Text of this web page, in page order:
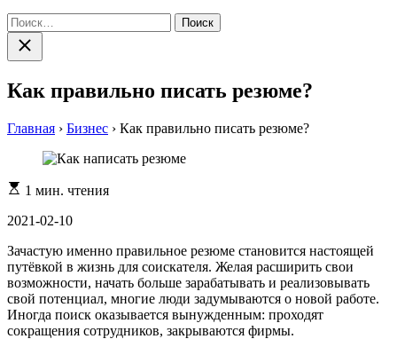
Найти:
Закрыть
поиск
Как правильно писать резюме?
Главная › Бизнес › Как правильно писать резюме?
Расчетное
чтения
1 мин. чтения
2021-02-10
Зачастую именно правильное резюме становится настоящей
путёвкой в жизнь для соискателя. Желая расширить свои
возможности, начать больше зарабатывать и реализовывать
свой потенциал, многие люди задумываются о новой работе.
Иногда поиск оказывается вынужденным: проходят
сокращения сотрудников, закрываются фирмы.